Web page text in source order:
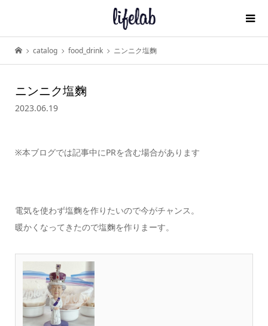
catalog food_drink ニンニク塩麴
ニンニク塩麴
2023.06.19
※本ブログでは記事中にPRを含む場合があります
電気を使わず塩麴を作りたいので今がチャンス。
暖かくなってきたので塩麴を作りまーす。